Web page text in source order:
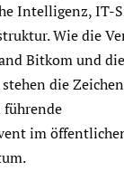
Intelligenz, IT-
Wie die
Bitkom und
die
führende
im